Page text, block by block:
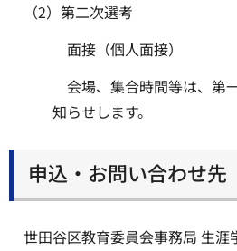
（2）第二次選考
面接（個人面接）
会場、集合時間等は、第
知らせします。
申込・お問い合わせ先
世田谷区教育委員会事務局 生涯